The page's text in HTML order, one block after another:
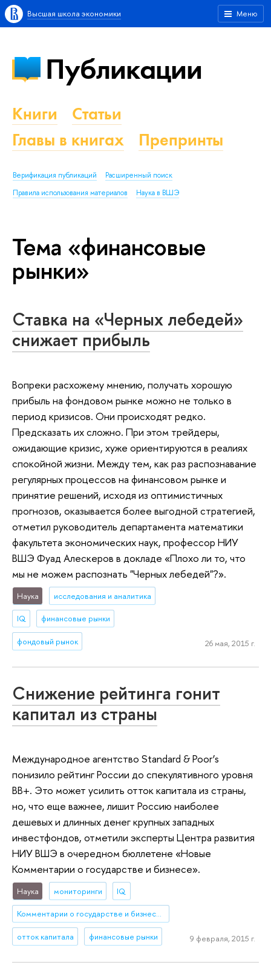
Меню
Высшая школа экономики
Публикации
Книги
Статьи
Главы в книгах
Препринты
Верификация публикаций
Расширенный поиск
Правила использования материалов
Наука в ВШЭ
Тема «финансовые
рынки»
Ставка на «Черных лебедей»
снижает прибыль
Вопреки расхожему мнению, получать хорошую
прибыль на фондовом рынке можно не только в
период кризисов. Они происходят редко.
Предсказать их сложно. При этом трейдеры,
ожидающие кризис, хуже ориентируются в реалиях
спокойной жизни. Между тем, как раз распознавание
регулярных процессов на финансовом рынке и
принятие решений, исходя из оптимистичных
прогнозов, оказывается более выгодной стратегией,
отметил руководитель департамента математики
факультета экономических наук, профессор НИУ
ВШЭ Фуад Алескеров в докладе «Плохо ли то, что
мы не можем распознать "Черных лебедей"?».
Наука исследования и аналитика
IQ финансовые рынки
фондовый рынок 26 мая, 2015 г.
Снижение рейтинга гонит
капитал из страны
Международное агентство Standard & Poor’s
понизило рейтинг России до спекулятивного уровня
BB+. Это может усилить отток капитала из страны,
но, что еще важнее, лишит Россию наиболее
дешевых и длинных денег крупных западных
инвестфондов, отметили эксперты Центра развития
НИУ ВШЭ в очередном бюллетене «Новые
Комментарии о государстве и бизнесе».
Наука мониторинги IQ
Комментарии о государстве и бизнесе (КГБ)
отток капитала финансовые рынки 9 февраля, 2015 г.